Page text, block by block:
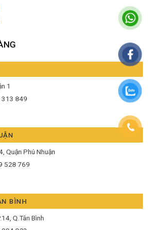
1
849
Quận Phú Nhuận
528 769
BÌNH
Q.Tân Bình